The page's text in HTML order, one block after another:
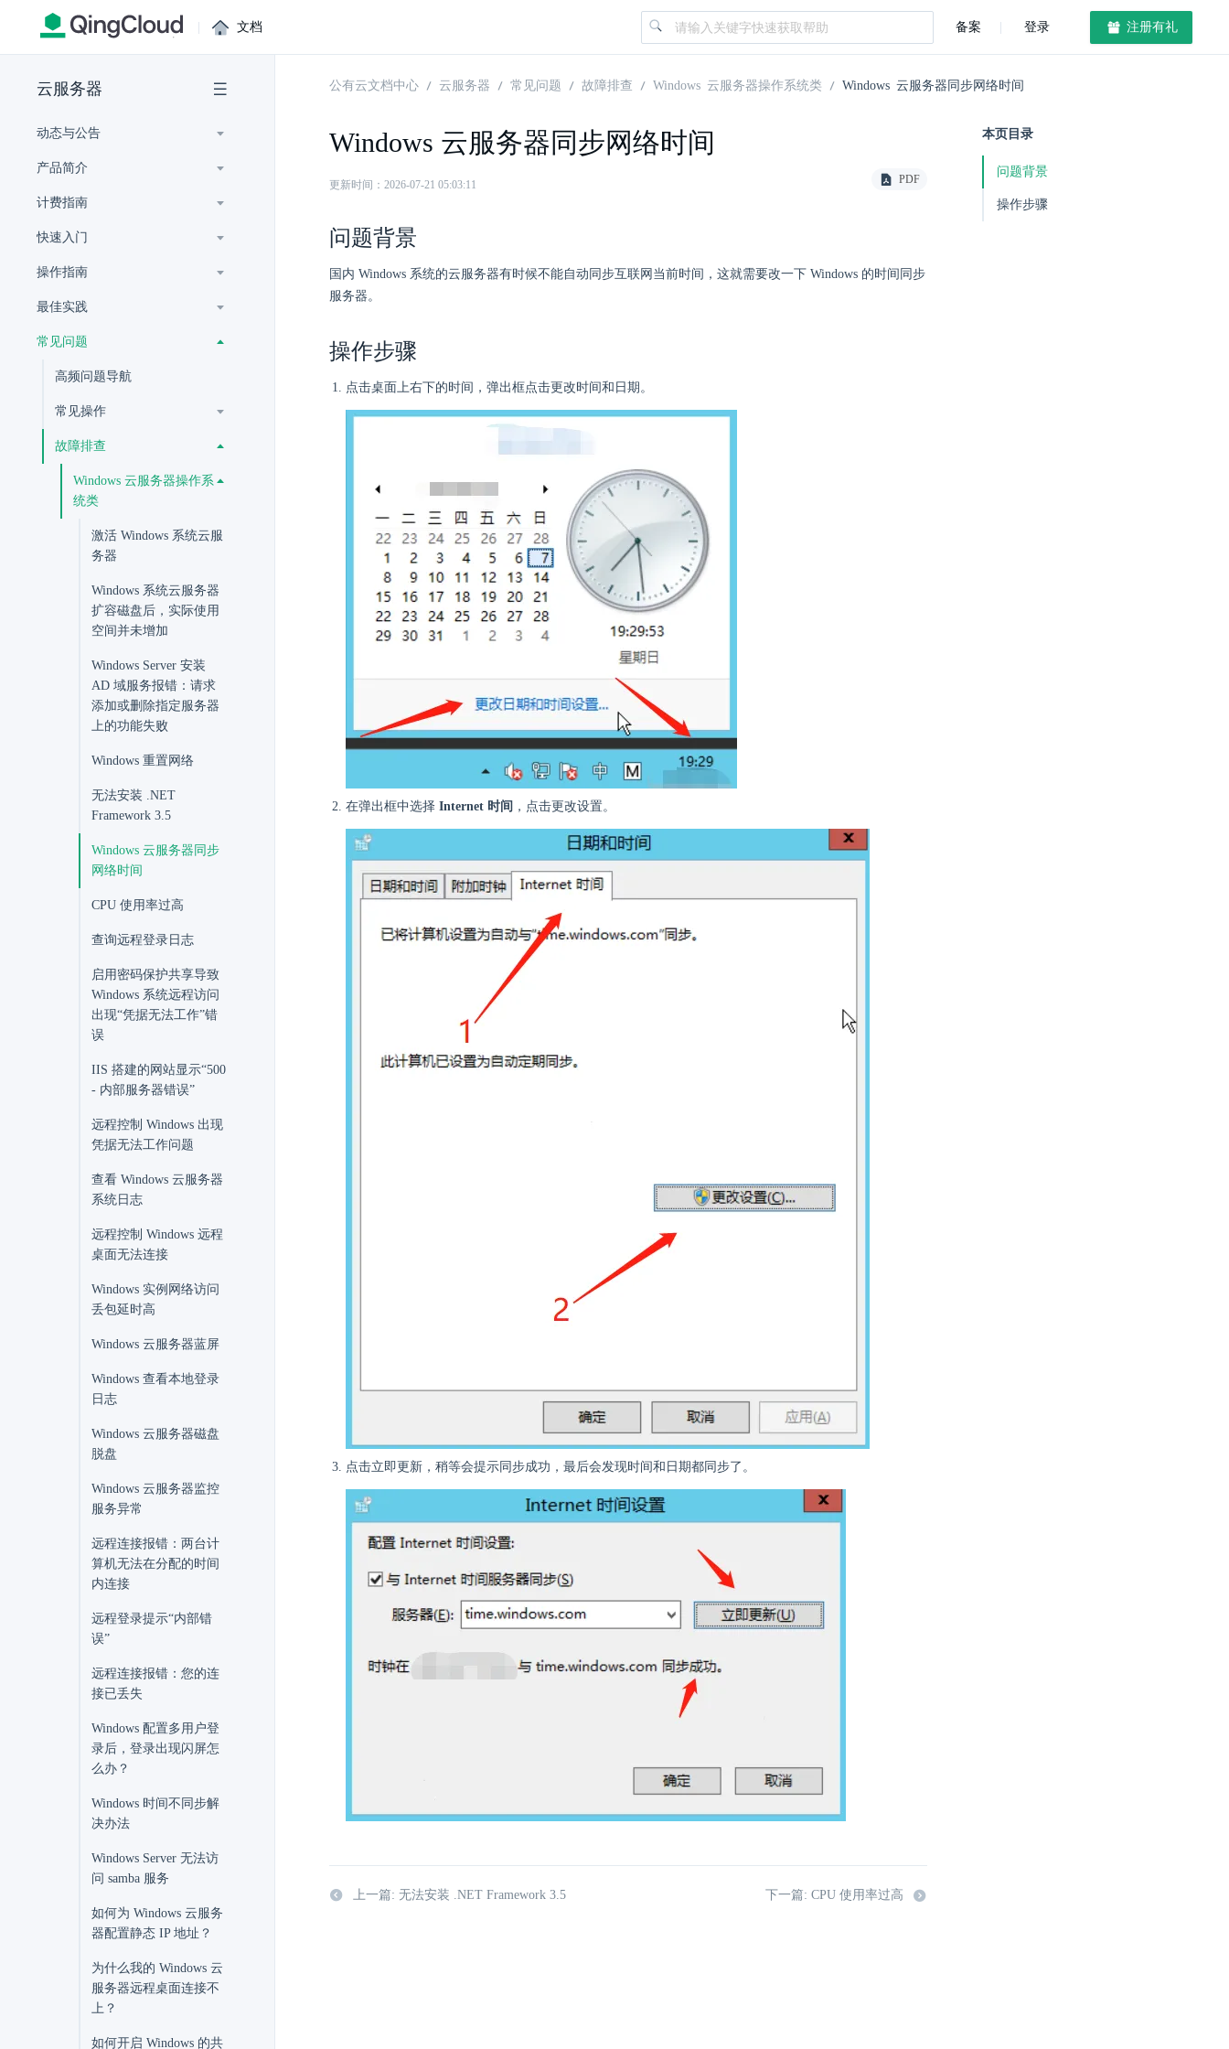
| 文档 备案 登录 注册有礼
云服务器
动态与公告
产品简介
计费指南
快速入门
操作指南
最佳实践
常见问题
高频问题导航
常见操作
故障排查
Windows 云服务器操作系
统类
激活 Windows 系统云服
务器
Windows 系统云服务器
扩容磁盘后，实际使用
空间并未增加
Windows Server 安装
AD 域服务报错：请求
添加或删除指定服务器
上的功能失败
Windows 重置网络
无法安装 .NET
Framework 3.5
Windows 云服务器同步
网络时间
CPU 使用率过高
查询远程登录日志
启用密码保护共享导致
Windows 系统远程访问
出现“凭据无法工作”错
误
IIS 搭建的网站显示“500
- 内部服务器错误”
远程控制 Windows 出现
凭据无法工作问题
查看 Windows 云服务器
系统日志
远程控制 Windows 远程
桌面无法连接
Windows 实例网络访问
丢包延时高
Windows 云服务器蓝屏
Windows 查看本地登录
日志
Windows 云服务器磁盘
脱盘
Windows 云服务器监控
服务异常
远程连接报错：两台计
算机无法在分配的时间
内连接
远程登录提示“内部错
误”
远程连接报错：您的连
接已丢失
Windows 配置多用户登
录后，登录出现闪屏怎
么办？
Windows 时间不同步解
决办法
Windows Server 无法访
问 samba 服务
如何为 Windows 云服务
器配置静态 IP 地址？
为什么我的 Windows 云
服务器远程桌面连接不
上？
如何开启 Windows 的共
公有云文档中心 云服务器 常见问题 故障排查 Windows 云服务器操作系统类 Windows 云服务器同步网络时间
Windows 云服务器同步网络时间
更新时间：2026-07-21 05:03:11 PDF
问题背景
国内 Windows 系统的云服务器有时候不能自动同步互联网当前时间，这就需要改一下 Windows 的时间同步
服务器。
操作步骤
点击桌面上右下的时间，弹出框点击更改时间和日期。
在弹出框中选择 Internet 时间 ，点击更改设置。
点击立即更新，稍等会提示同步成功，最后会发现时间和日期都同步了。
上一篇: 无法安装 .NET Framework 3.5 下一篇: CPU 使用率过高
本页目录
问题背景
操作步骤